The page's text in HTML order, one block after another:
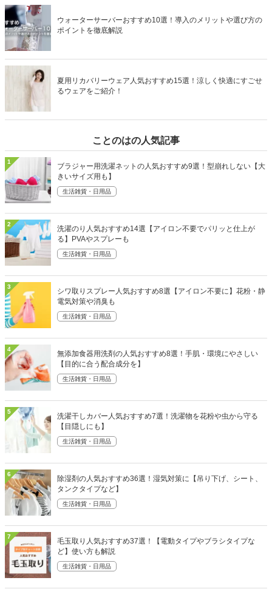
ウォーターサーバーおすすめ10選！導入のメリットや選び方の
ポイントを徹底解説
夏用リカバリーウェア人気おすすめ15選！涼しく快適にすごせ
るウェアをご紹介！
ことのはの人気記事
1
ブラジャー用洗濯ネットの人気おすすめ9選！型崩れしない【大
きいサイズ用も】
生活雑貨・日用品
2
洗濯のり人気おすすめ14選【アイロン不要でパリッと仕上が
る】PVAやスプレーも
生活雑貨・日用品
3
シワ取りスプレー人気おすすめ8選【アイロン不要に】花粉・静
電気対策や消臭も
生活雑貨・日用品
4
無添加食器用洗剤の人気おすすめ8選！手肌・環境にやさしい
【目的に合う配合成分を】
生活雑貨・日用品
5
洗濯干しカバー人気おすすめ7選！洗濯物を花粉や虫から守る
【目隠しにも】
生活雑貨・日用品
6
除湿剤の人気おすすめ36選！湿気対策に【吊り下げ、シート、
タンクタイプなど】
生活雑貨・日用品
7
毛玉取り人気おすすめ37選！【電動タイプやブラシタイプな
ど】使い方も解説
生活雑貨・日用品